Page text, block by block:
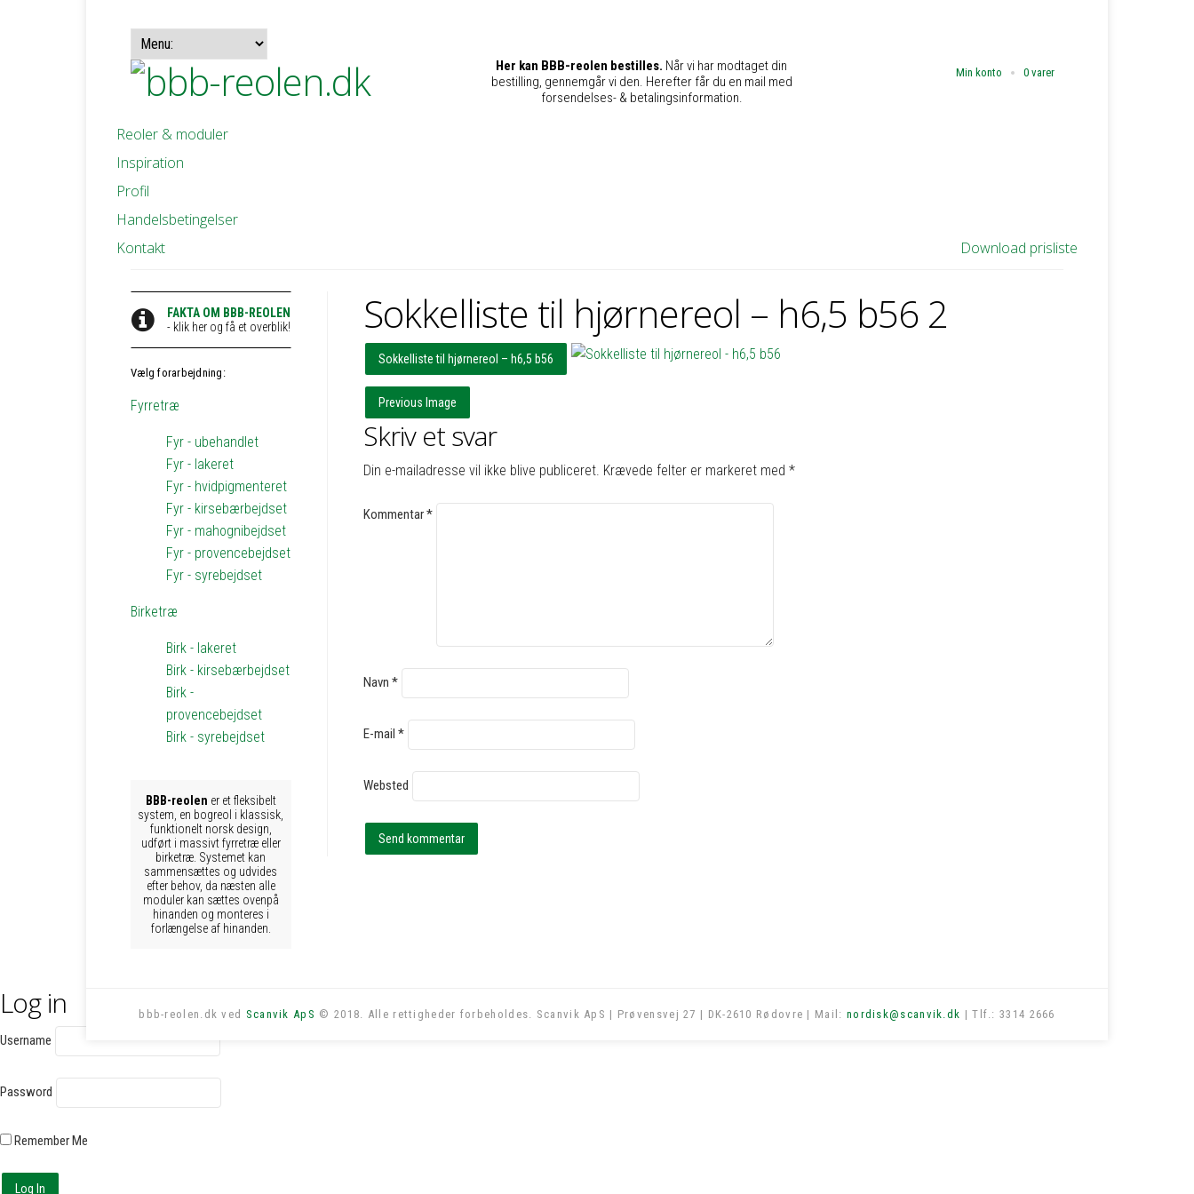
Min konto 0 varer
Her kan BBB-reolen bestilles. Når vi har modtaget din
bestilling, gennemgår vi den. Herefter får du en mail med
forsendelses- & betalingsinformation.
Reoler & moduler
Inspiration
Profil
Handelsbetingelser
Download prisliste
Kontakt
Sokkelliste til hjørnereol – h6,5 b56 2
Sokkelliste til hjørnereol – h6,5 b56
Previous Image
Skriv et svar
Din e-mailadresse vil ikke blive publiceret. Krævede felter er markeret med *
Kommentar*
Navn *
E-mail *
Websted
FAKTA OM BBB-REOLEN
- klik her og få et overblik!
Vælg forarbejdning:
Fyrretræ
Fyr - ubehandlet
Fyr - lakeret
Fyr - hvidpigmenteret
Fyr - kirsebærbejdset
Fyr - mahognibejdset
Fyr - provencebejdset
Fyr - syrebejdset
Birketræ
Birk - lakeret
Birk - kirsebærbejdset
Birk -
provencebejdset
Birk - syrebejdset
BBB-reolen er et fleksibelt
system, en bogreol i klassisk,
funktionelt norsk design,
udført i massivt fyrretræ eller
birketræ. Systemet kan
sammensættes og udvides
efter behov, da næsten alle
moduler kan sættes ovenpå
hinanden og monteres i
forlængelse af hinanden.
bbb-reolen.dk ved Scanvik ApS © 2018. Alle rettigheder forbeholdes. Scanvik ApS | Prøvensvej 27 | DK-2610 Rødovre | Mail: nordisk@scanvik.dk | Tlf.: 3314 2666
Log in
Username
Password
Remember Me